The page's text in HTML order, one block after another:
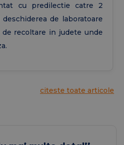
cu predilectie catre 2
de laboratoare
recoltare in judete unde
citeste toate articole